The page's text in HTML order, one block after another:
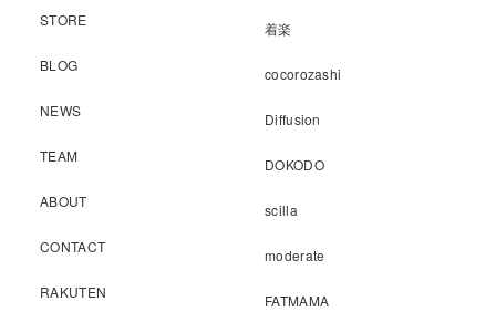
STORE
BLOG
NEWS
TEAM
ABOUT
CONTACT
RAKUTEN
着楽
cocorozashi
Diffusion
DOKODO
scilla
moderate
FATMAMA